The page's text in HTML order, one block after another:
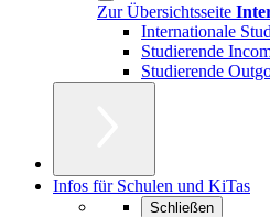
Zur Übersichtsseite
Internationale
Studierende
Studierende
Infos für Schulen und KiTas
Schließen